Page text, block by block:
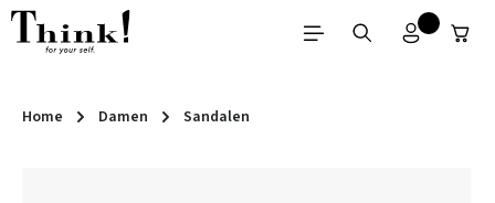
Zum Hauptinhalt springen
Home Damen Sandalen